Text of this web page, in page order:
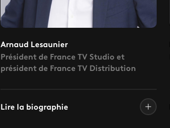
Arnaud Lesaunier
Président de France TV Studio et
président de France TV Distribution
Lire la biographie